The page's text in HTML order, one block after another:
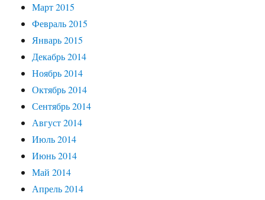
Март 2015
Февраль 2015
Январь 2015
Декабрь 2014
Ноябрь 2014
Октябрь 2014
Сентябрь 2014
Август 2014
Июль 2014
Июнь 2014
Май 2014
Апрель 2014